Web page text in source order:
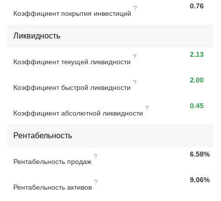
Коэффициент покрытия инвестиций
? 0.76
Ликвидность
Коэффициент текущей ликвидности
? 2.13
Коэффициент быстрой ликвидности
? 2.00
Коэффициент абсолютной ликвидности
? 0.45
Рентабельность
Рентабельность продаж
? 6.58%
Рентабельность активов
? 9.06%